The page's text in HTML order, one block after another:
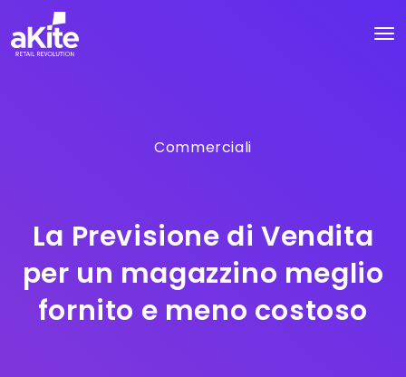
Commerciali
La Previsione di Vendita
per un magazzino meglio
fornito e meno costoso